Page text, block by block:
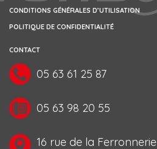
CONDITIONS GÉNÉRALES D’UTILISATION
POLITIQUE DE CONFIDENTIALITÉ
CONTACT
05 63 61 25 87
05 63 98 20 55
16 rue de la Ferronnerie